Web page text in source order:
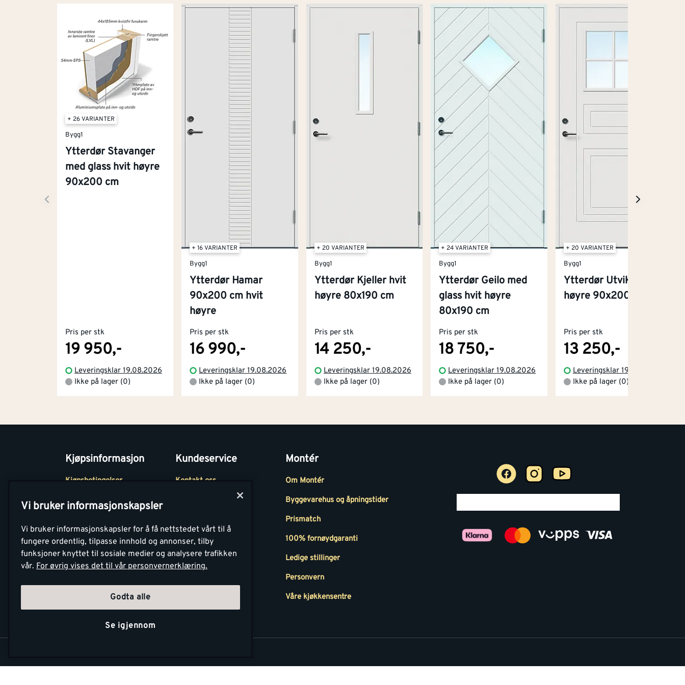
+ 26 VARIANTER
Bygg1
Ytterdør Stavanger
med glass hvit høyre
90x200 cm
Pris per stk
19 950,-
Leveringsklar 19.08.2026
Ikke på lager (0)
+ 16 VARIANTER
Bygg1
Ytterdør Hamar
90x200 cm hvit
høyre
Pris per stk
16 990,-
Leveringsklar 19.08.2026
Ikke på lager (0)
+ 20 VARIANTER
Bygg1
Ytterdør Kjeller hvit
høyre 80x190 cm
Pris per stk
14 250,-
Leveringsklar 19.08.2026
Ikke på lager (0)
+ 24 VARIANTER
Bygg1
Ytterdør Geilo med
glass hvit høyre
80x190 cm
Pris per stk
18 750,-
Leveringsklar 19.08.2026
Ikke på lager (0)
+ 20 VARIANTER
Bygg1
Ytterdør Utvik hvit
høyre 90x200 cm
Pris per stk
13 250,-
Leveringsklar 19.08.2026
Ikke på lager (0)
Kjøpsinformasjon
Kjøpsbetingelser
Betaling
Retur- og
angrerettsskjema
Kundeservice
Kontakt oss
Medlemsavtaler
Montér Bedrift
Montér
Om Montér
Byggevarehus og åpningstider
Prismatch
100% fornøydgaranti
Ledige stillinger
Personvern
Våre kjøkkensentre
Vi bruker informasjonskapsler
Vi bruker informasjonskapsler for å få nettstedet vårt til å
fungere ordentlig, tilpasse innhold og annonser, tilby
funksjoner knyttet til sosiale medier og analysere trafikken
vår. For øvrig vises det til vår personvernerklæring.
Godta alle
Se igjennom